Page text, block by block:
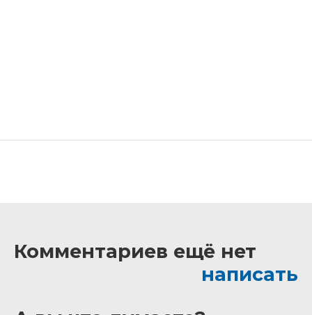
Комментариев ещё нет
написать